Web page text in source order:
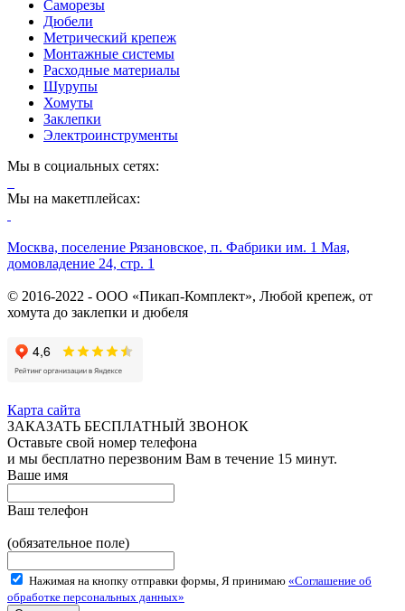
Саморезы
Дюбели
Метрический крепеж
Монтажные системы
Расходные материалы
Шурупы
Хомуты
Заклепки
Электроинструменты
Мы в социальных сетях:
Мы на макетплейсах:
Москва, поселение Рязановское, п. Фабрики им. 1 Мая,
домовладение 24, стр. 1
© 2016-2022 - ООО «Пикап-Комплект», Любой крепеж, от
хомута до заклепки и дюбеля
Карта сайта
ЗАКАЗАТЬ БЕСПЛАТНЫЙ ЗВОНОК
Оставьте свой номер телефона
и мы бесплатно перезвоним Вам в течение 15 минут.
Ваше имя
Ваш телефон
(обязательное поле)
Нажимая на кнопку отправки формы, Я принимаю «Соглашение об
обработке персональных данных»